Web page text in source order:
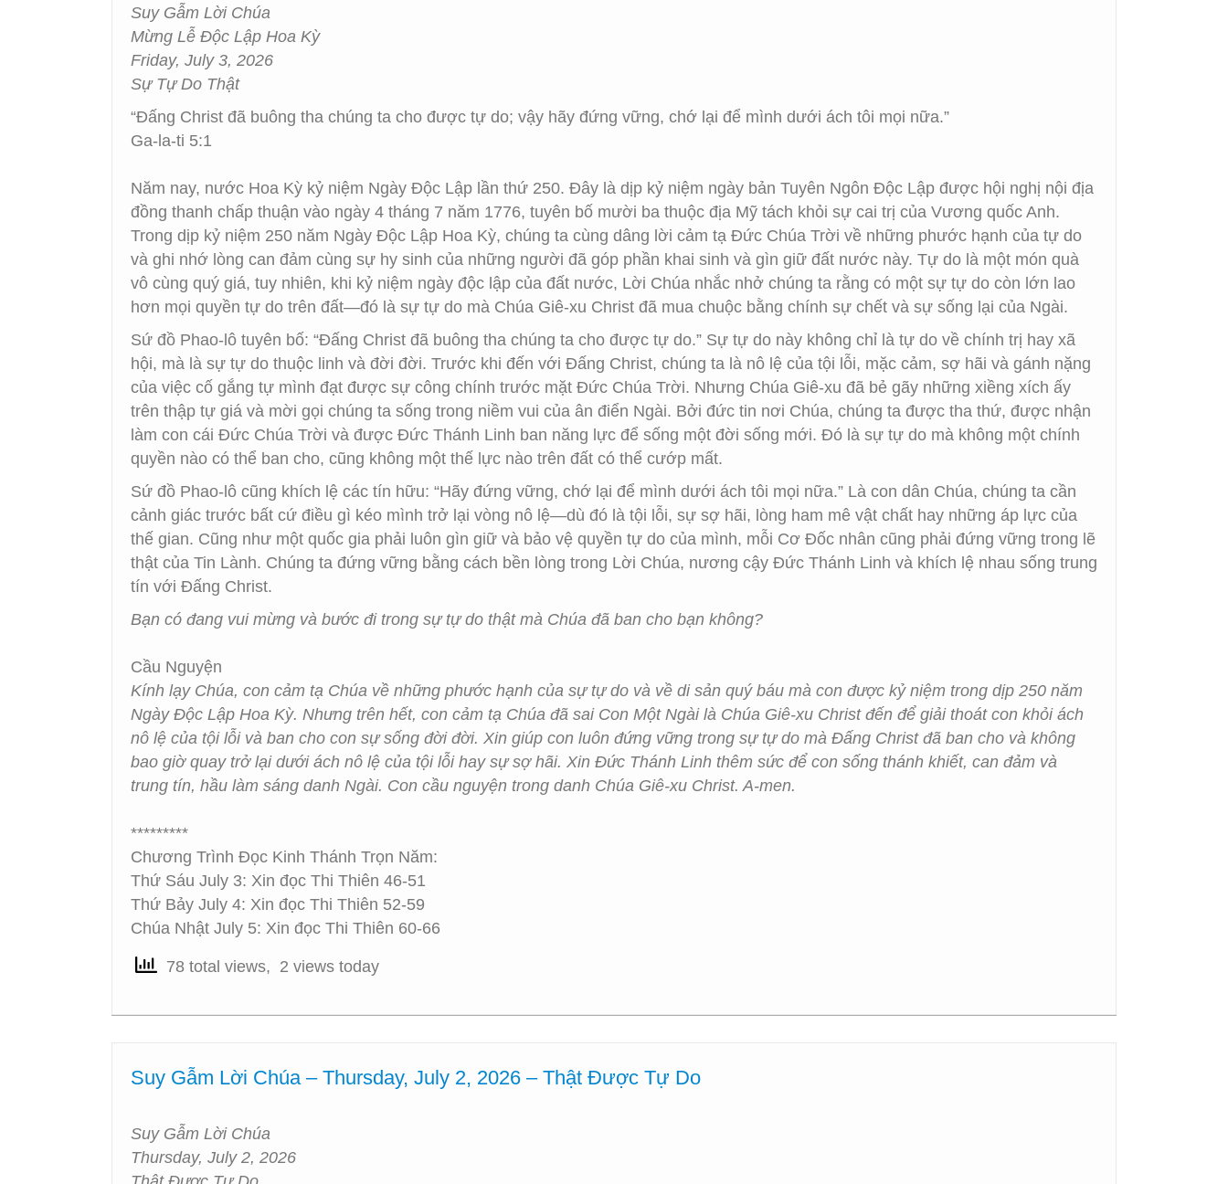
Suy Gẫm Lời Chúa
Mừng Lễ Độc Lập Hoa Kỳ
Friday, July 3, 2026
Sự Tự Do Thật
“Đấng Christ đã buông tha chúng ta cho được tự do; vậy hãy đứng vững, chớ lại để mình dưới ách tôi mọi nữa.”
Ga-la-ti 5:1
Năm nay, nước Hoa Kỳ kỷ niệm Ngày Độc Lập lần thứ 250. Đây là dịp kỷ niệm ngày bản Tuyên Ngôn Độc Lập được hội nghị nội địa
đồng thanh chấp thuận vào ngày 4 tháng 7 năm 1776, tuyên bố mười ba thuộc địa Mỹ tách khỏi sự cai trị của Vương quốc Anh.
Trong dịp kỷ niệm 250 năm Ngày Độc Lập Hoa Kỳ, chúng ta cùng dâng lời cảm tạ Đức Chúa Trời về những phước hạnh của tự do
và ghi nhớ lòng can đảm cùng sự hy sinh của những người đã góp phần khai sinh và gìn giữ đất nước này. Tự do là một món quà
vô cùng quý giá, tuy nhiên, khi kỷ niệm ngày độc lập của đất nước, Lời Chúa nhắc nhở chúng ta rằng có một sự tự do còn lớn lao
hơn mọi quyền tự do trên đất—đó là sự tự do mà Chúa Giê-xu Christ đã mua chuộc bằng chính sự chết và sự sống lại của Ngài.
Sứ đồ Phao-lô tuyên bố: “Đấng Christ đã buông tha chúng ta cho được tự do.” Sự tự do này không chỉ là tự do về chính trị hay xã
hội, mà là sự tự do thuộc linh và đời đời. Trước khi đến với Đấng Christ, chúng ta là nô lệ của tội lỗi, mặc cảm, sợ hãi và gánh nặng
của việc cố gắng tự mình đạt được sự công chính trước mặt Đức Chúa Trời. Nhưng Chúa Giê-xu đã bẻ gãy những xiềng xích ấy
trên thập tự giá và mời gọi chúng ta sống trong niềm vui của ân điển Ngài. Bởi đức tin nơi Chúa, chúng ta được tha thứ, được nhận
làm con cái Đức Chúa Trời và được Đức Thánh Linh ban năng lực để sống một đời sống mới. Đó là sự tự do mà không một chính
quyền nào có thể ban cho, cũng không một thế lực nào trên đất có thể cướp mất.
Sứ đồ Phao-lô cũng khích lệ các tín hữu: “Hãy đứng vững, chớ lại để mình dưới ách tôi mọi nữa.” Là con dân Chúa, chúng ta cần
cảnh giác trước bất cứ điều gì kéo mình trở lại vòng nô lệ—dù đó là tội lỗi, sự sợ hãi, lòng ham mê vật chất hay những áp lực của
thế gian. Cũng như một quốc gia phải luôn gìn giữ và bảo vệ quyền tự do của mình, mỗi Cơ Đốc nhân cũng phải đứng vững trong lẽ
thật của Tin Lành. Chúng ta đứng vững bằng cách bền lòng trong Lời Chúa, nương cậy Đức Thánh Linh và khích lệ nhau sống trung
tín với Đấng Christ.
Bạn có đang vui mừng và bước đi trong sự tự do thật mà Chúa đã ban cho bạn không?
Cầu Nguyện
Kính lạy Chúa, con cảm tạ Chúa về những phước hạnh của sự tự do và về di sản quý báu mà con được kỷ niệm trong dịp 250 năm
Ngày Độc Lập Hoa Kỳ. Nhưng trên hết, con cảm tạ Chúa đã sai Con Một Ngài là Chúa Giê-xu Christ đến để giải thoát con khỏi ách
nô lệ của tội lỗi và ban cho con sự sống đời đời. Xin giúp con luôn đứng vững trong sự tự do mà Đấng Christ đã ban cho và không
bao giờ quay trở lại dưới ách nô lệ của tội lỗi hay sự sợ hãi. Xin Đức Thánh Linh thêm sức để con sống thánh khiết, can đảm và
trung tín, hầu làm sáng danh Ngài. Con cầu nguyện trong danh Chúa Giê-xu Christ. A-men.
*********
Chương Trình Đọc Kinh Thánh Trọn Năm:
Thứ Sáu July 3: Xin đọc Thi Thiên 46-51
Thứ Bảy July 4: Xin đọc Thi Thiên 52-59
Chúa Nhật July 5: Xin đọc Thi Thiên 60-66
78 total views, 2 views today
Suy Gẫm Lời Chúa – Thursday, July 2, 2026 – Thật Được Tự Do
Suy Gẫm Lời Chúa
Thursday, July 2, 2026